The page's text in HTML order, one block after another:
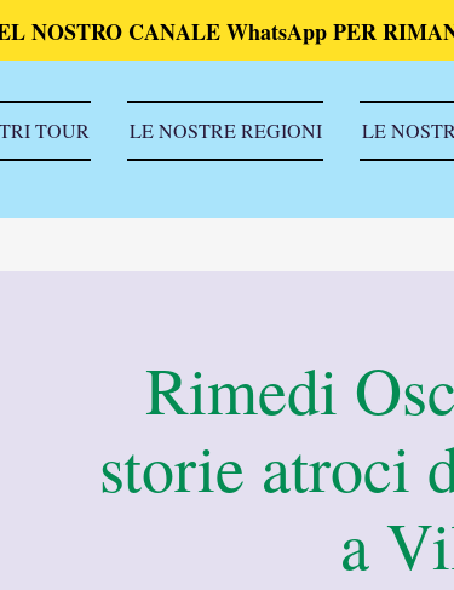
NOSTRO CANALE WhatsApp PER
TOUR LE NOSTRE REGIONI LE
Rimedi
storie atroci
a